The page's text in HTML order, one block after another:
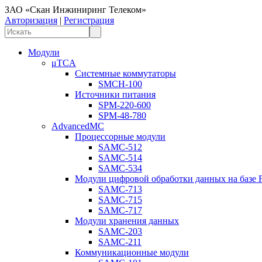
ЗАО «Скан Инжиниринг Телеком»
Авторизация | Регистрация
Модули
μTCA
Системные коммутаторы
SMCH-100
Источники питания
SPM-220-600
SPM-48-780
AdvancedMC
Процессорные модули
SAMC-512
SAMC-514
SAMC-534
Модули цифровой обработки данных на базе
SAMC-713
SAMC-715
SAMC-717
Модули хранения данных
SAMC-203
SAMC-211
Коммуникационные модули